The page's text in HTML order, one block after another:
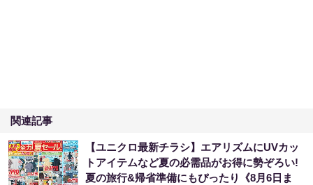
関連記事
【ユニクロ最新チラシ】エアリズムにUVカッ
トアイテムなど夏の必需品がお得に勢ぞろい!
夏の旅行&帰省準備にもぴったり《8月6日ま